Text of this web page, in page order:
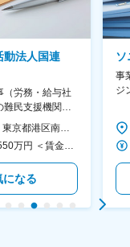
動法人国連
（労務・給与社
民支援機関の
公式支援窓口
提
になる
ソ
事
ジ